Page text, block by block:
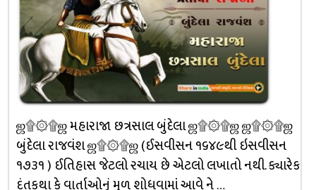
ஜ۩۞۩ஜ મહારાજા છત્રસાલ બુંદેલા ஜ۩۞۩ஜ ஜ۩۞۩ஜ
બુંદેલા રાજવંશ ஜ۩۞۩ஜ (ઈસવીસન ૧૬૪૯થી ઇસવીસન
૧૭૩૧ ) ઈતિહાસ જેટલો રચાય છે એટલો લખાતો નથી. ક્યારેક
દંતકથા કે વાર્તાઓનું મૂળ શોધવામાં આવે ને …